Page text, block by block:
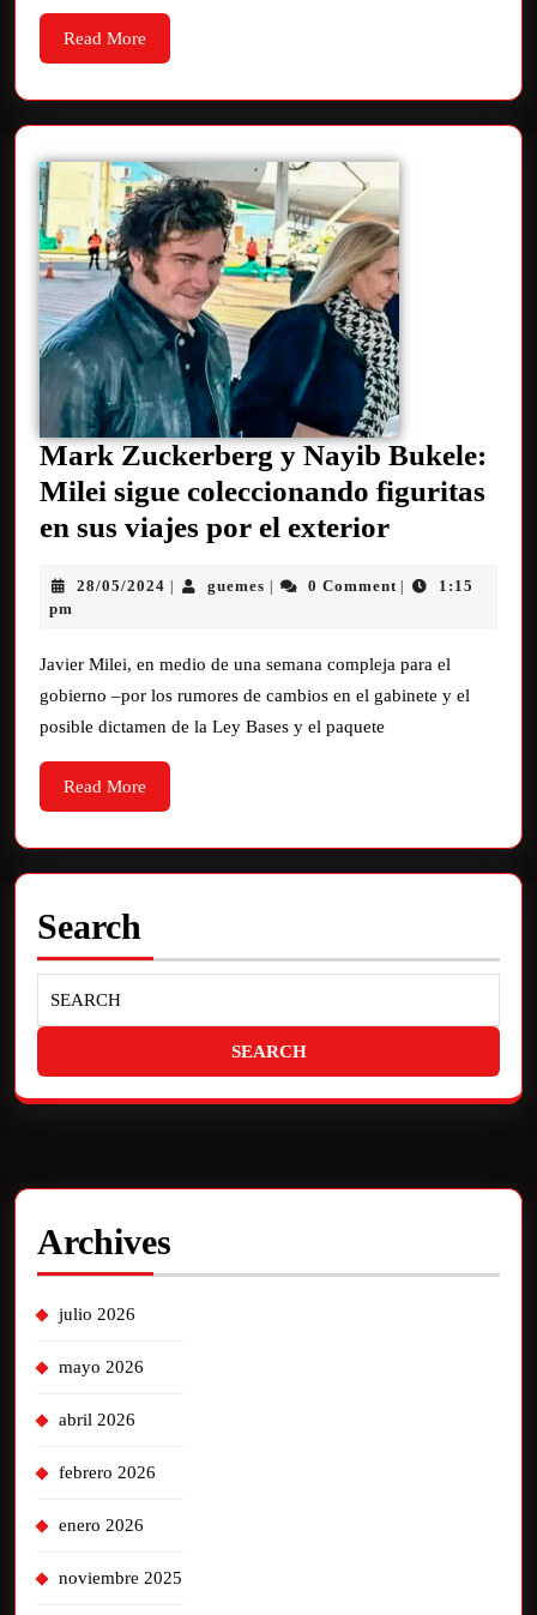
Read More
Mark Zuckerberg y Nayib Bukele:
Milei sigue coleccionando figuritas
en sus viajes por el exterior
28/05/2024 | guemes | 0 Comment |
1:15
pm
Javier Milei, en medio de una semana compleja para el
gobierno –por los rumores de cambios en el gabinete y el
posible dictamen de la Ley Bases y el paquete
Read More
Search
Archives
julio 2026
mayo 2026
abril 2026
febrero 2026
enero 2026
noviembre 2025